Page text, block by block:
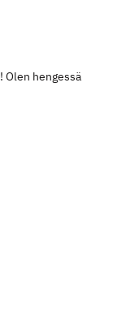
hengessä